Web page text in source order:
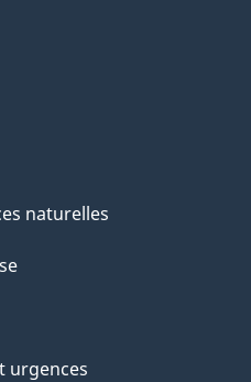
naturelles
urgences